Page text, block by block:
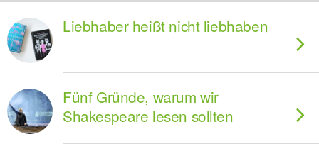
Liebhaber heißt nicht liebhaben
Fünf Gründe, warum wir
Shakespeare lesen sollten